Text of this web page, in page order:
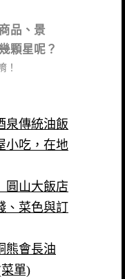
品、景
顆星呢？
！
泉傳統油飯
小吃，在地
圓山大飯店
、菜色與訂
熊會長油
單)